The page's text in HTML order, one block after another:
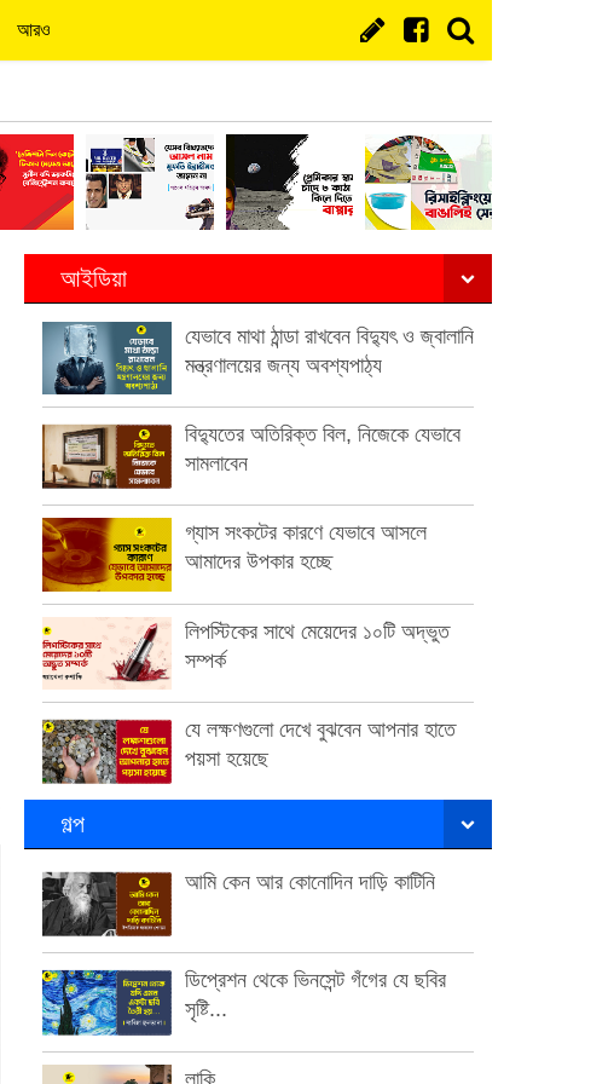
আরও
আইডিয়া
যেভাবে মাথা ঠান্ডা রাখবেন বিদ্যুৎ ও জ্বালানি
মন্ত্রণালয়ের জন্য অবশ্যপাঠ্য
বিদ্যুতের অতিরিক্ত বিল, নিজেকে যেভাবে
সামলাবেন
গ্যাস সংকটের কারণে যেভাবে আসলে
আমাদের উপকার হচ্ছে
লিপস্টিকের সাথে মেয়েদের ১০টি অদ্ভুত
সম্পর্ক
যে লক্ষণগুলো দেখে বুঝবেন আপনার হাতে
পয়সা হয়েছে
গল্প
আমি কেন আর কোনোদিন দাড়ি কাটিনি
ডিপ্রেশন থেকে ভিনসেন্ট গঁগের যে ছবির
সৃষ্টি...
লাকি